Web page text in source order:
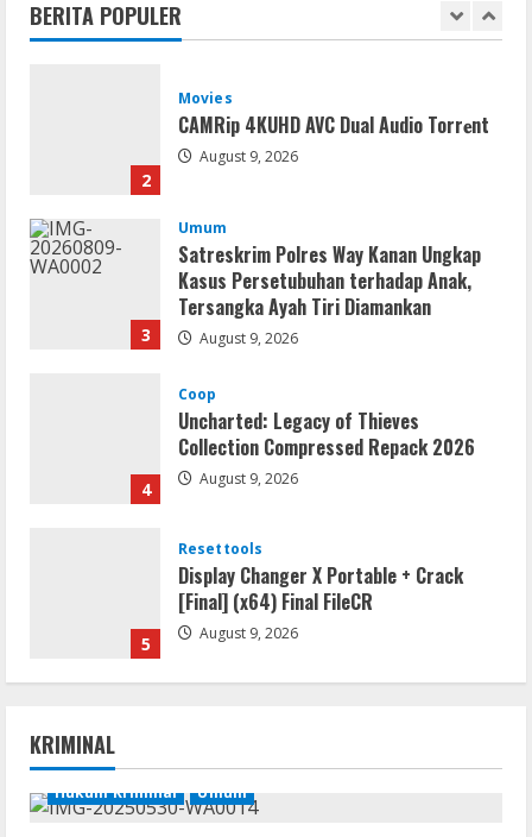
BERITA POPULER
1
2
Movies
CAMRip 4KUHD AVC Dual Audio Torr𝐞nt
August 9, 2026
3
Umum
Satreskrim Polres Way Kanan Ungkap
Kasus Persetubuhan terhadap Anak,
Tersangka Ayah Tiri Diamankan
August 9, 2026
4
Coop
Uncharted: Legacy of Thieves
Collection Compressed Repack 2026
August 9, 2026
5
Resettools
Display Changer X Portable + Crack
[Final] (x64) Final FileCR
August 9, 2026
1
.torrent
August 9, 2026
KRIMINAL
Hukum Kriminal Umum